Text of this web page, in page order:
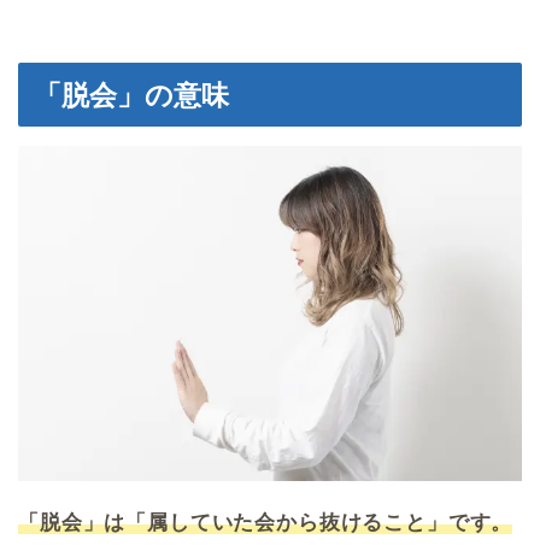
「脱会」の意味
「脱会」は「属していた会から抜けること」です。